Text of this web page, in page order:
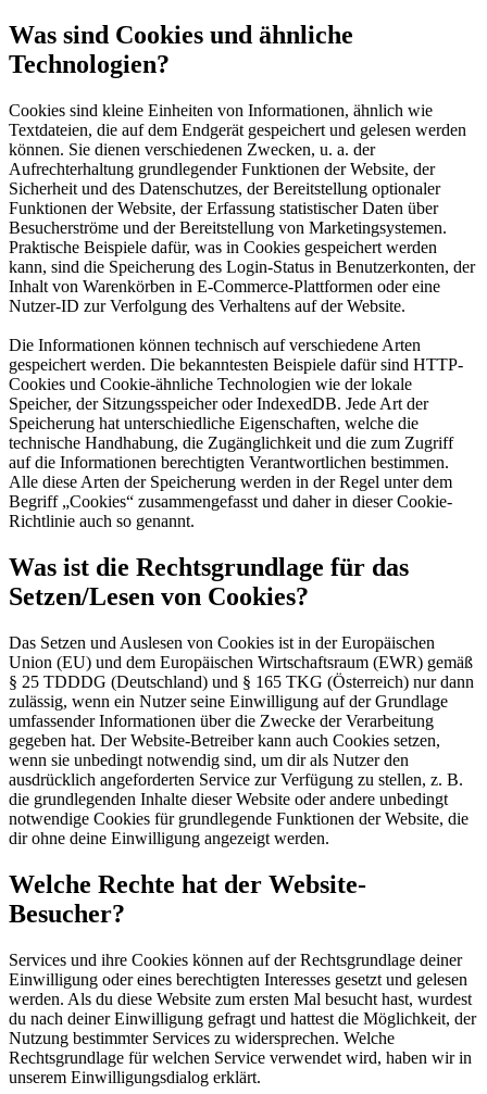
Was sind Cookies und ähnliche
Technologien?
Cookies sind kleine Einheiten von Informationen, ähnlich wie
Textdateien, die auf dem Endgerät gespeichert und gelesen werden
können. Sie dienen verschiedenen Zwecken, u. a. der
Aufrechterhaltung grundlegender Funktionen der Website, der
Sicherheit und des Datenschutzes, der Bereitstellung optionaler
Funktionen der Website, der Erfassung statistischer Daten über
Besucherströme und der Bereitstellung von Marketingsystemen.
Praktische Beispiele dafür, was in Cookies gespeichert werden
kann, sind die Speicherung des Login-Status in Benutzerkonten, der
Inhalt von Warenkörben in E-Commerce-Plattformen oder eine
Nutzer-ID zur Verfolgung des Verhaltens auf der Website.
Die Informationen können technisch auf verschiedene Arten
gespeichert werden. Die bekanntesten Beispiele dafür sind HTTP-
Cookies und Cookie-ähnliche Technologien wie der lokale
Speicher, der Sitzungsspeicher oder IndexedDB. Jede Art der
Speicherung hat unterschiedliche Eigenschaften, welche die
technische Handhabung, die Zugänglichkeit und die zum Zugriff
auf die Informationen berechtigten Verantwortlichen bestimmen.
Alle diese Arten der Speicherung werden in der Regel unter dem
Begriff „Cookies“ zusammengefasst und daher in dieser Cookie-
Richtlinie auch so genannt.
Was ist die Rechtsgrundlage für das
Setzen/Lesen von Cookies?
Das Setzen und Auslesen von Cookies ist in der Europäischen
Union (EU) und dem Europäischen Wirtschaftsraum (EWR) gemäß
§ 25 TDDDG (Deutschland) und § 165 TKG (Österreich) nur dann
zulässig, wenn ein Nutzer seine Einwilligung auf der Grundlage
umfassender Informationen über die Zwecke der Verarbeitung
gegeben hat. Der Website-Betreiber kann auch Cookies setzen,
wenn sie unbedingt notwendig sind, um dir als Nutzer den
ausdrücklich angeforderten Service zur Verfügung zu stellen, z. B.
die grundlegenden Inhalte dieser Website oder andere unbedingt
notwendige Cookies für grundlegende Funktionen der Website, die
dir ohne deine Einwilligung angezeigt werden.
Welche Rechte hat der Website-
Besucher?
Services und ihre Cookies können auf der Rechtsgrundlage deiner
Einwilligung oder eines berechtigten Interesses gesetzt und gelesen
werden. Als du diese Website zum ersten Mal besucht hast, wurdest
du nach deiner Einwilligung gefragt und hattest die Möglichkeit, der
Nutzung bestimmter Services zu widersprechen. Welche
Rechtsgrundlage für welchen Service verwendet wird, haben wir in
unserem Einwilligungsdialog erklärt.